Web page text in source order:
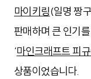
마이키링(일명 짱
판매하며 큰 인기
‘마인크래프트 피
상품이었습니다.